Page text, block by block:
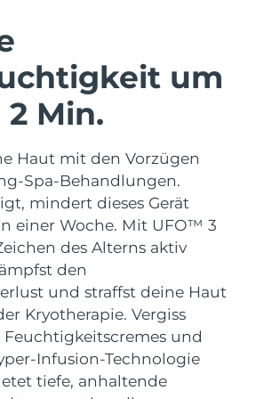
um
2 Min.
Haut mit den Vorzügen
Spa-Behandlungen.
mindert dieses Gerät
einer Woche. Mit UFO™ 3
des Alterns aktiv
den
und straffst deine Haut
Kryotherapie. Vergiss
und
Infusion-Technologie
tiefe, anhaltende
massage
4 Plus
LED heating
4 Men
anti-aging massage
Gesichtsstraffung
toning
2 go
toning on-the-go
2 eyes & lips
line smoothing device
3 Set
hydration
3 LED
and red light therapy
Mundpflege
4
silicone sonic toothbrush
4 plus
hybrid silicone sonic toothbrush
BEHANDLUNG
LED-Behandlungen
NEW
Erwartete Lieferung
12/08/2026
Erwartete Lieferung
10/08/2026
Erwartete Lieferung
09/08/2026
Erwartete Lieferung
15/08/2026
Erwartete Lieferung
12/08/2026